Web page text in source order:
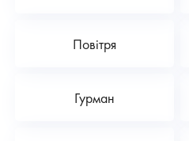
Повітря
Гурман